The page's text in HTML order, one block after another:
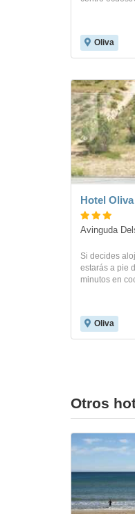
Oliva
Hotel
Avinguda
Si decides
estarás a pie
minutos en
Oliva
Otros